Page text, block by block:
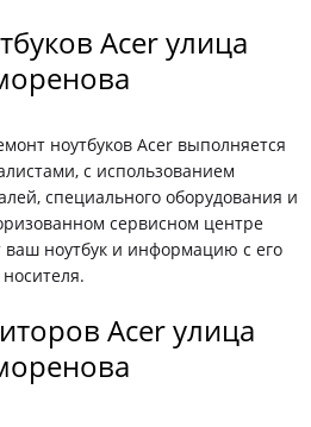
Acer улица
ноутбуков Acer выполняется
с использованием
специального оборудования и
сервисном центре
ваш ноутбук и информацию с его
носителя.
Acer улица